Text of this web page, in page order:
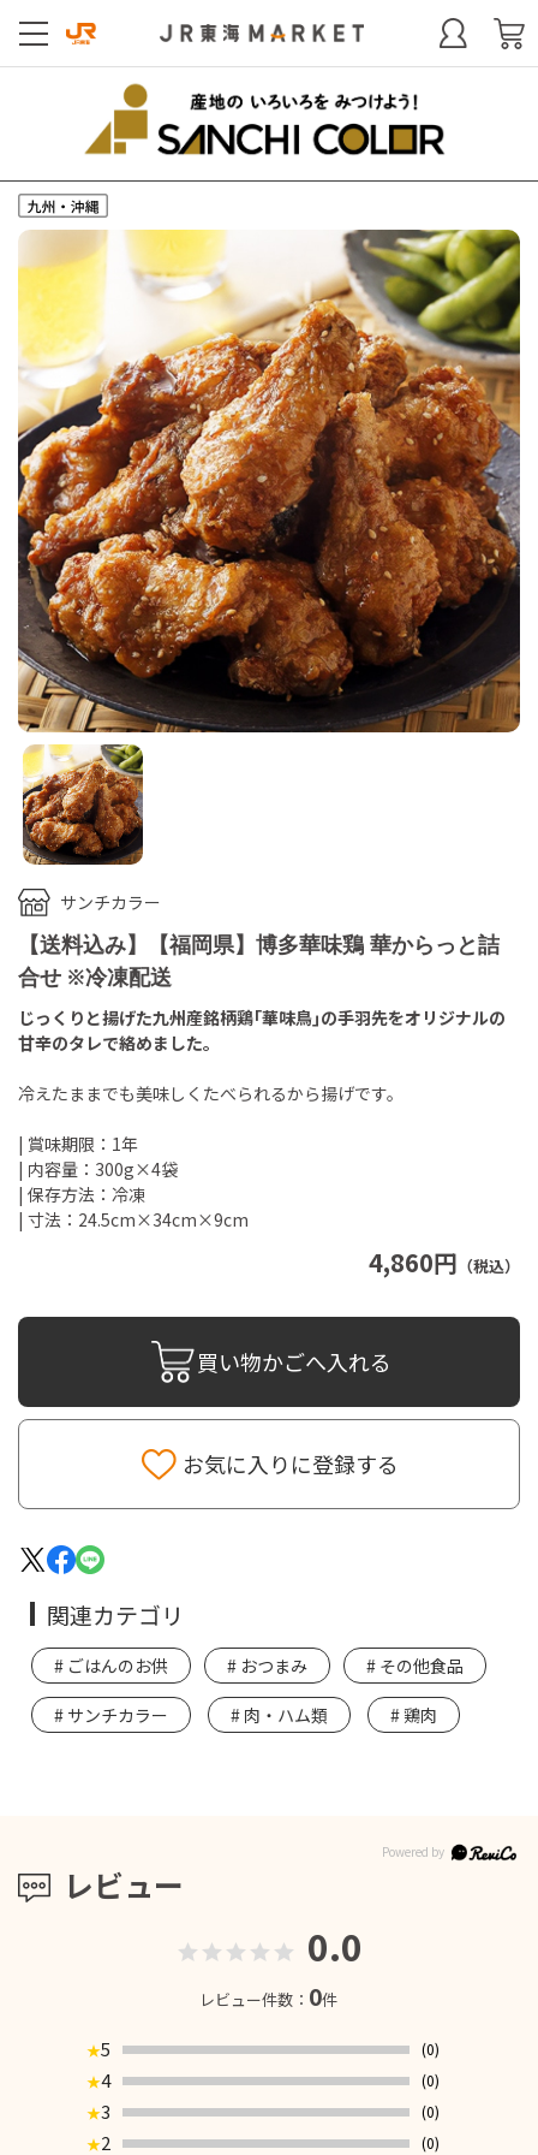
サンチカラー
【送料込み】【福岡県】博多華味鶏 華からっと詰
合せ ※冷凍配送
4,860円 （税込）
じっくりと揚げた九州産銘柄鶏｢華味鳥｣の手羽先をオリジナルの
甘辛のタレで絡めました。
冷えたままでも美味しくたべられるから揚げです。
| 賞味期限：1年
| 内容量：300g×4袋
| 保存方法：冷凍
| 寸法：24.5cm×34cm×9cm
買い物かごへ入れる
お気に入りに登録する
レビュー
0.0
レビュー件数： 0件
★5
(0)
★4
(0)
★3
(0)
★2 (0)
関連カテゴリ
ごはんのお供 おつまみ その他食品
サンチカラー 肉・ハム類 鶏肉